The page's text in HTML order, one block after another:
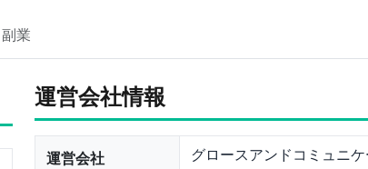
副業
運営会社情報
運営会社 グロースアンドコミュニ